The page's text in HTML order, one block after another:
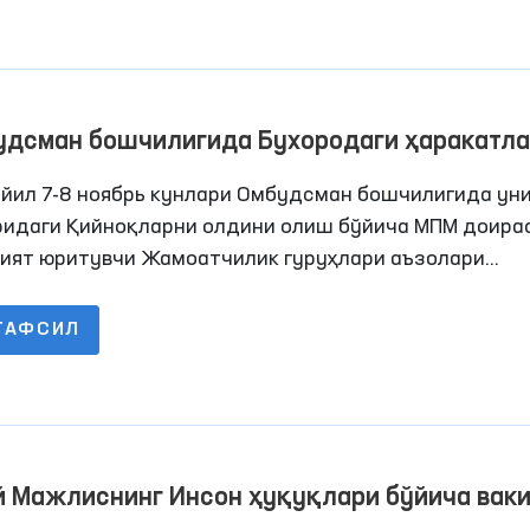
бошчилигида Бухородаги
чекланган шахслар сақланадиганн
шароитлар ўрганилди
7-8 ноябрь кунлари Омбудсман бошчилигида
Қийноқларни олдини олиш бўйича МПМ
юритувчи Жамоатчилик гуруҳлари аъзолари
ташрифлари амалга оширилди. Жараёнларда
ҳам иштирок этишди.
Мажлиснинг Инсон ҳуқуқлари бўйича